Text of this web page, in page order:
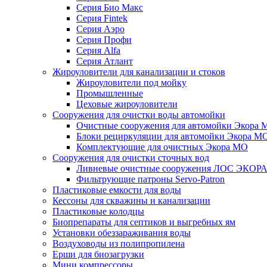
Серия Био Макс
Серия Fintek
Серия Аэро
Серия Профи
Серия Alfa
Серия Атлант
Жироуловители для канализации и стоков
Жироуловители под мойку
Промышленные
Цеховые жироуловители
Сооружения для очистки воды автомойки
Очистные сооружения для автомойки Экора
Блоки рециркуляции для автомойки Экора
Комплектующие для очистных Экора МО
Сооружения для очистки сточных вод
Ливневые очистные сооружения ЛОС ЭКОРА
Фильтрующие патроны Servo-Patron
Пластиковые емкости для воды
Кессоны для скважины и канализации
Пластиковые колодцы
Биопрепараты для септиков и выгребных ям
Установки обеззараживания воды
Воздуховоды из полипропилена
Ерши для биозагрузки
Мини компрессоры